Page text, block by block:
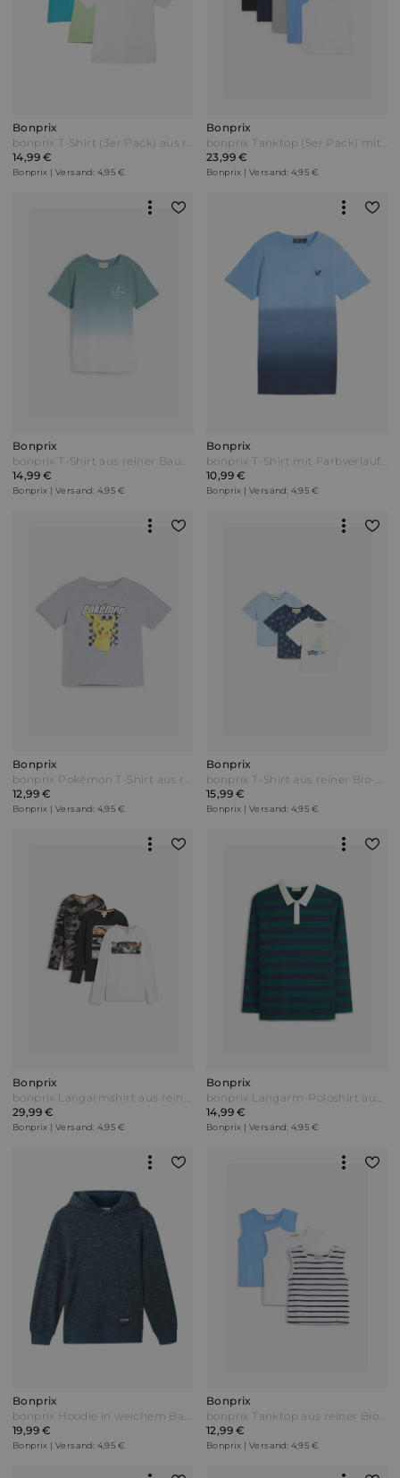
Bonprix
bonprix T-Shirt (3er Pack) aus reiner Baumwolle Blau
14,99 €
Bonprix | Versand: 4,95 €
Bonprix
bonprix Tanktop (5er Pack) mit Bio Baumwolle Blau
23,99 €
Bonprix | Versand: 4,95 €
Bonprix
bonprix T-Shirt aus reiner Baumwolle Blau
14,99 €
Bonprix | Versand: 4,95 €
Bonprix
bonprix T-Shirt mit Farbverlauf aus reiner Bio-Baumwolle Blau
10,99 €
Bonprix | Versand: 4,95 €
Bonprix
bonprix Pokémon T-Shirt aus reiner Baumwolle Grau
12,99 €
Bonprix | Versand: 4,95 €
Bonprix
bonprix T-Shirt aus reiner Bio-Baumwolle (3er Pack) Blau
15,99 €
Bonprix | Versand: 4,95 €
Bonprix
bonprix Langarmshirt aus reiner Baumwolle (3er-Pack) Weiß
29,99 €
Bonprix | Versand: 4,95 €
Bonprix
bonprix Langarm-Poloshirt aus weicher Bio Baumwolle Blau
14,99 €
Bonprix | Versand: 4,95 €
Bonprix
bonprix Hoodie in weichem Baumwoll-Mix Blau
19,99 €
Bonprix | Versand: 4,95 €
Bonprix
bonprix Tanktop aus reiner Bio Baumwolle (3er Pack) Blau
12,99 €
Bonprix | Versand: 4,95 €